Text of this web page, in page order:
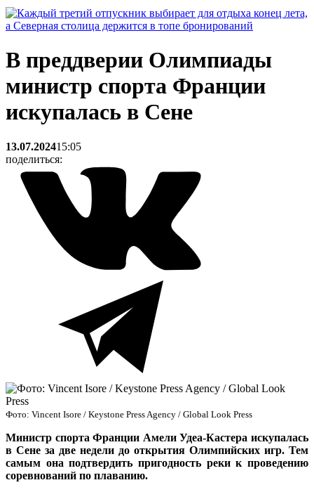
В преддверии Олимпиады
министр спорта Франции
искупалась в Сене
13.07.202415:05
поделиться:
Фото: Vincent Isore / Keystone Press Agency / Global Look Press
Министр спорта Франции Амели Удеа-Кастера искупалась
в Сене за две недели до открытия Олимпийских игр. Тем
самым она подтвердить пригодность реки к проведению
соревнований по плаванию.